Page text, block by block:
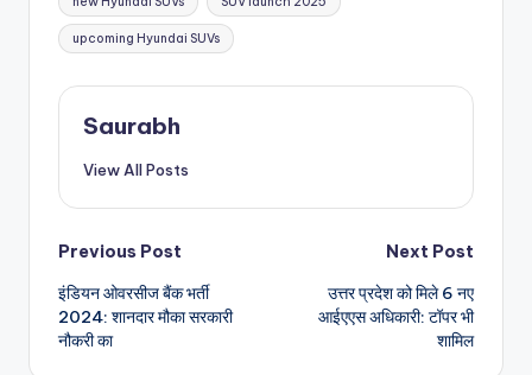
upcoming Hyundai SUVs
Saurabh
View All Posts
Post
navigation
Previous Post
इंडियन ओवरसीज बैंक भर्ती
2024: शानदार मौका सरकारी
नौकरी का
Next Post
उत्तर प्रदेश को मिले 6 नए
आईएएस अधिकारी: टॉपर भी
शामिल